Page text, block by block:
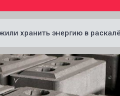
хранить энергию в